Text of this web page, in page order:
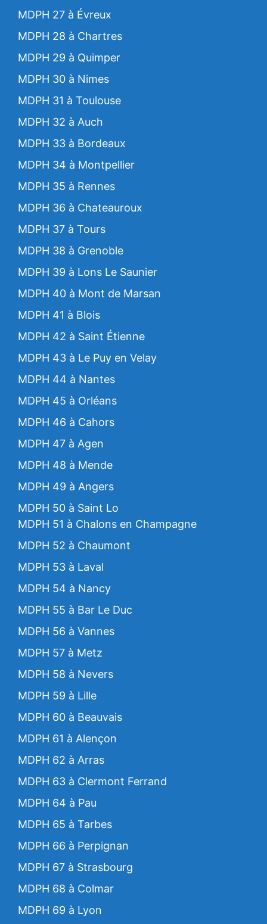
MDPH 27 à Évreux
MDPH 28 à Chartres
MDPH 29 à Quimper
MDPH 30 à Nimes
MDPH 31 à Toulouse
MDPH 32 à Auch
MDPH 33 à Bordeaux
MDPH 34 à Montpellier
MDPH 35 à Rennes
MDPH 36 à Chateauroux
MDPH 37 à Tours
MDPH 38 à Grenoble
MDPH 39 à Lons Le Saunier
MDPH 40 à Mont de Marsan
MDPH 41 à Blois
MDPH 42 à Saint Étienne
MDPH 43 à Le Puy en Velay
MDPH 44 à Nantes
MDPH 45 à Orléans
MDPH 46 à Cahors
MDPH 47 à Agen
MDPH 48 à Mende
MDPH 49 à Angers
MDPH 50 à Saint Lo
MDPH 51 à Chalons en Champagne
MDPH 52 à Chaumont
MDPH 53 à Laval
MDPH 54 à Nancy
MDPH 55 à Bar Le Duc
MDPH 56 à Vannes
MDPH 57 à Metz
MDPH 58 à Nevers
MDPH 59 à Lille
MDPH 60 à Beauvais
MDPH 61 à Alençon
MDPH 62 à Arras
MDPH 63 à Clermont Ferrand
MDPH 64 à Pau
MDPH 65 à Tarbes
MDPH 66 à Perpignan
MDPH 67 à Strasbourg
MDPH 68 à Colmar
MDPH 69 à Lyon